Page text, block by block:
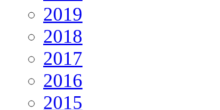
2019
2018
2017
2016
2015